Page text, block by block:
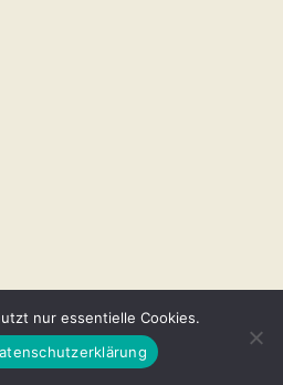
nur essentielle Cookies.